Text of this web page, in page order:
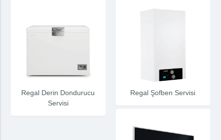
Regal Derin Dondurucu
Servisi
Regal Şofben Servisi